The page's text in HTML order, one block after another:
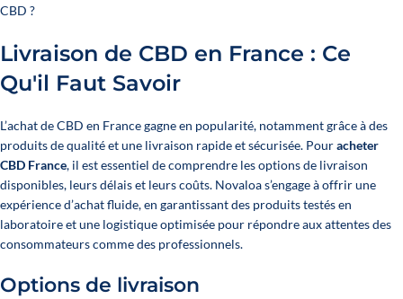
CBD ?
Livraison de CBD en France : Ce
Qu'il Faut Savoir
L’achat de CBD en France gagne en popularité, notamment grâce à des
produits de qualité et une livraison rapide et sécurisée. Pouracheter
CBD France, il est essentiel de comprendre les options de livraison
disponibles, leurs délais et leurs coûts. Novaloa s’engage à offrir une
expérience d’achat fluide, en garantissant des produits testés en
laboratoire et une logistique optimisée pour répondre aux attentes des
consommateurs comme des professionnels.
Options de livraison